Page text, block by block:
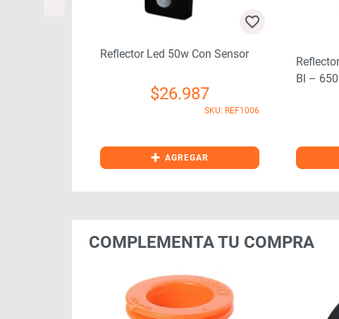
Reflector Led 50w Con Sensor
$26.987
SKU: REF1006
+ AGREGAR
Bl –
COMPLEMENTA TU COMPRA